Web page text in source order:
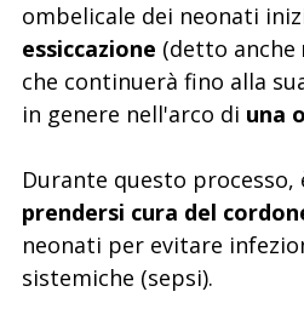
ombelicale dei neonati
essiccazione (detto anche
che continuerà fino alla
in genere nell'arco di una
Durante questo processo,
prendersi cura del
neonati per evitare
sistemiche (sepsi).